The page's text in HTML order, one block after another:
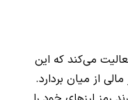
می‌کند که این
از میان بردارد.